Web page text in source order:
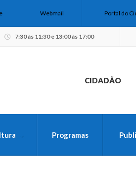
Webmail Portal do
7:30 às 11:30 e 13:00 às 17:00
CIDADÃO
Programas